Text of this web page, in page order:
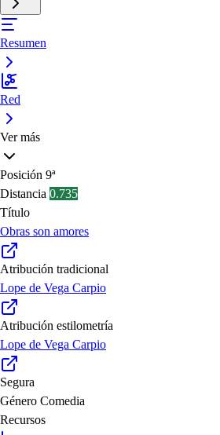
Resumen
Red
Ver más
Posición 9ª
Distancia 0.735
Título
Obras son amores
Atribución tradicional
Lope de Vega Carpio
Atribución estilometría
Lope de Vega Carpio
Segura
Género Comedia
Recursos